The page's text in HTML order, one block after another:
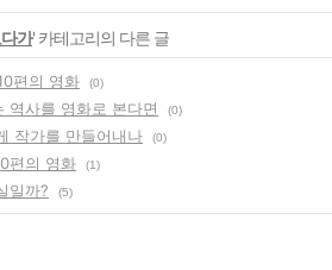
가' 카테고리의 다른 글
편의 영화 (0)
역사를 영화로 본다면
(0)
작가를 만들어내나
(0)
편의 영화
(1)
일까?
(5)